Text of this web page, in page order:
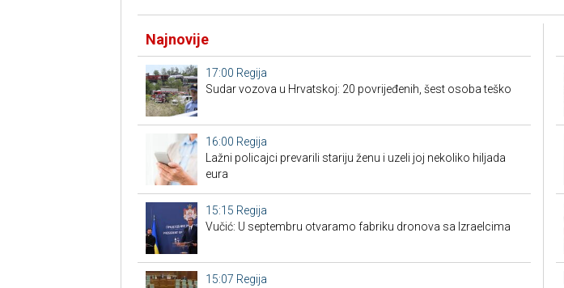
Najnovije
17:00 Regija
Sudar vozova u Hrvatskoj: 20 povrijeđenih, šest osoba teško
16:00 Regija
Lažni policajci prevarili stariju ženu i uzeli joj nekoliko hiljada
eura
15:15 Regija
Vučić: U septembru otvaramo fabriku dronova sa Izraelcima
15:07 Regija